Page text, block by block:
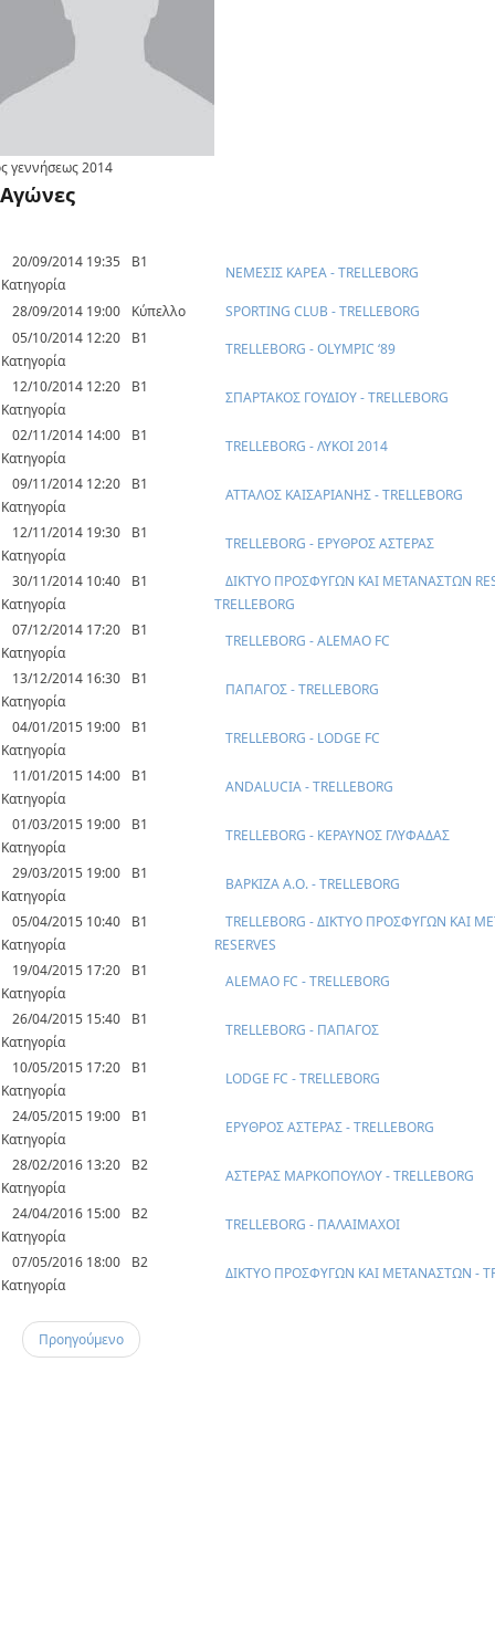
γεννήσεως2014
Αγώνες
20/09/2014 19:35
Β1
Κατηγορία
ΝΕΜΕΣΙΣ ΚΑΡΕΑ - TRELLEBORG
28/09/2014 19:00 Κύπελλο
SPORTING CLUB - TRELLEBORG
05/10/2014 12:20
Β1
Κατηγορία
TRELLEBORG - OLYMPIC ‘89
12/10/2014 12:20
Β1
Κατηγορία
ΣΠΑΡΤΑΚΟΣ ΓΟΥΔΙΟΥ - TRELLEBORG
02/11/2014 14:00
Β1
Κατηγορία
TRELLEBORG - ΛΥΚΟΙ 2014
09/11/2014 12:20
Β1
Κατηγορία
ΑΤΤΑΛΟΣ ΚΑΙΣΑΡΙΑΝΗΣ - TRELLEBORG
12/11/2014 19:30
Β1
Κατηγορία
TRELLEBORG - ΕΡΥΘΡΟΣ ΑΣΤΕΡΑΣ
30/11/2014 10:40
Β1
Κατηγορία
ΔΙΚΤΥΟ ΠΡΟΣΦΥΓΩΝ ΚΑΙ ΜΕΤΑΝΑΣΤΩΝ
TRELLEBORG
07/12/2014 17:20
Β1
Κατηγορία
TRELLEBORG - ALEMAO FC
13/12/2014 16:30
Β1
Κατηγορία
ΠΑΠΑΓΟΣ - TRELLEBORG
04/01/2015 19:00
Β1
Κατηγορία
TRELLEBORG - LODGE FC
11/01/2015 14:00
Β1
Κατηγορία
ANDALUCIA - TRELLEBORG
01/03/2015 19:00
Β1
Κατηγορία
TRELLEBORG - ΚΕΡΑΥΝΟΣ ΓΛΥΦΑΔΑΣ
29/03/2015 19:00
Β1
Κατηγορία
ΒΑΡΚΙΖΑ Α.Ο. - TRELLEBORG
05/04/2015 10:40
Β1
Κατηγορία
TRELLEBORG - ΔΙΚΤΥΟ ΠΡΟΣΦΥΓΩΝ ΚΑΙ
RESERVES
19/04/2015 17:20
Β1
Κατηγορία
ALEMAO FC - TRELLEBORG
26/04/2015 15:40
Β1
Κατηγορία
TRELLEBORG - ΠΑΠΑΓΟΣ
10/05/2015 17:20
Β1
Κατηγορία
LODGE FC - TRELLEBORG
24/05/2015 19:00
Β1
Κατηγορία
ΕΡΥΘΡΟΣ ΑΣΤΕΡΑΣ - TRELLEBORG
28/02/2016 13:20
Β2
Κατηγορία
ΑΣΤΕΡΑΣ ΜΑΡΚΟΠΟΥΛΟΥ - TRELLEBORG
24/04/2016 15:00
Β2
Κατηγορία
TRELLEBORG - ΠΑΛΑΙΜΑΧΟΙ
07/05/2016 18:00
Β2
Κατηγορία
ΔΙΚΤΥΟ ΠΡΟΣΦΥΓΩΝ ΚΑΙ ΜΕΤΑΝΑΣΤΩΝ -
Προηγούμενο